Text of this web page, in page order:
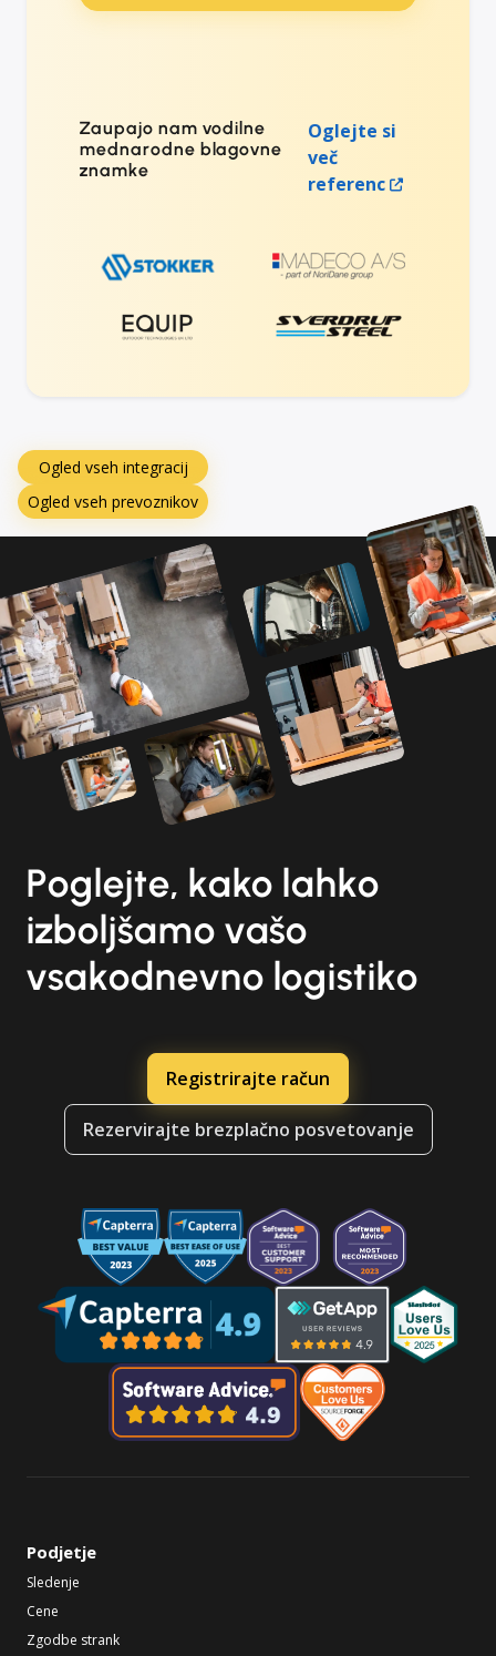
Zaupajo nam vodilne
mednarodne blagovne
znamke
Oglejte si
več
referenc
Ogled vseh integracij
Ogled vseh prevoznikov
Poglejte, kako lahko
izboljšamo vašo
vsakodnevno logistiko
Registrirajte račun
Rezervirajte brezplačno posvetovanje
Podjetje
Sledenje
Cene
Zgodbe strank